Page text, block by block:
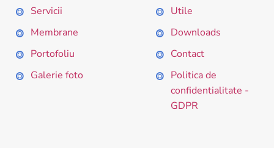
Servicii
Membrane
Portofoliu
Galerie foto
Utile
Downloads
Contact
Politica de
confidentialitate -
GDPR